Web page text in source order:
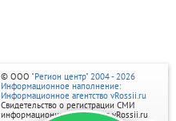
© ООО "Регион центр" 2004 - 2026
Информационное наполнение:
Информационное агентство vRossii.ru
Свидетельство о регистрации СМИ
информационного агентства vRossii.ru